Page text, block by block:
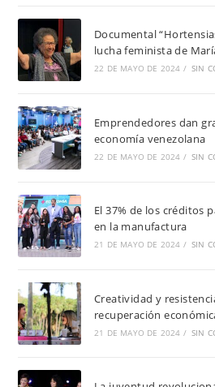
Documental
lucha feminista de
22 DE MAYO DE 2024 / SIN
Emprendedores dan
economía venezolana
22 DE MAYO DE 2024 / SIN
El 37% de los créditos
en la manufactura
21 DE MAYO DE 2024 / SIN
Creatividad y
recuperación
21 DE MAYO DE 2024 / SIN